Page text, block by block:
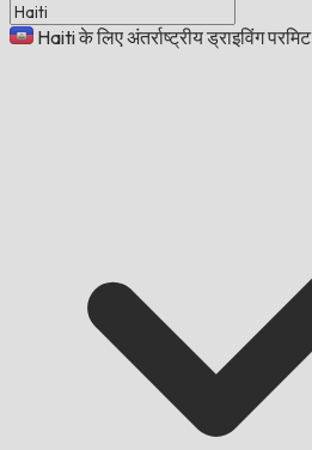
Haiti के लिए अंतर्राष्ट्रीय ड्राइविंग परमिट